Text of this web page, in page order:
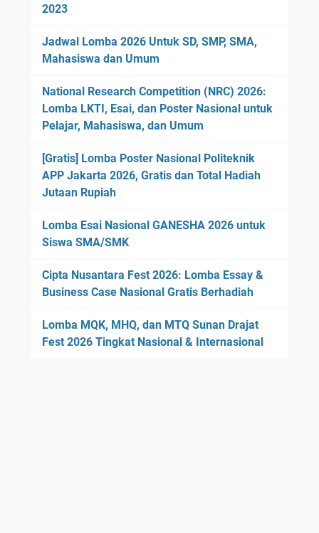
2023
Jadwal Lomba 2026 Untuk SD, SMP, SMA,
Mahasiswa dan Umum
National Research Competition (NRC) 2026:
Lomba LKTI, Esai, dan Poster Nasional untuk
Pelajar, Mahasiswa, dan Umum
[Gratis] Lomba Poster Nasional Politeknik
APP Jakarta 2026, Gratis dan Total Hadiah
Jutaan Rupiah
Lomba Esai Nasional GANESHA 2026 untuk
Siswa SMA/SMK
Cipta Nusantara Fest 2026: Lomba Essay &
Business Case Nasional Gratis Berhadiah
Lomba MQK, MHQ, dan MTQ Sunan Drajat
Fest 2026 Tingkat Nasional & Internasional